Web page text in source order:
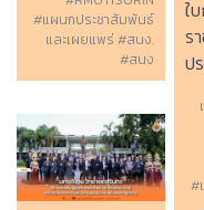
#แผนกประชาสัมพันธ์
และเผยแพร่ #สนง.
#สนง
ใ
ร
ป
#